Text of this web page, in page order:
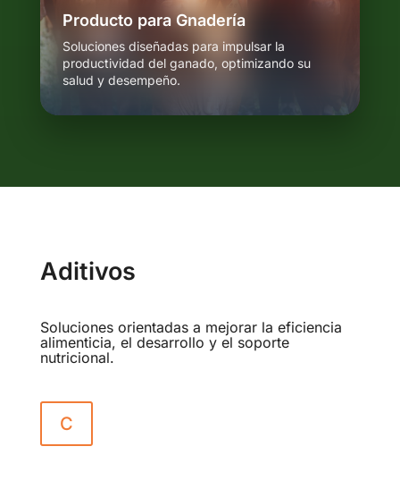
Producto para Gnadería
Soluciones diseñadas para impulsar la
productividad del ganado, optimizando su
salud y desempeño.
Aditivos
Soluciones orientadas a mejorar la eficiencia
alimenticia, el desarrollo y el soporte
nutricional.
C